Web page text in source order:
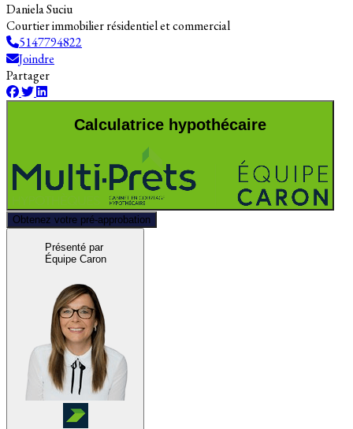
Daniela Suciu
Courtier immobilier résidentiel et commercial
5147794822
Joindre
Partager
Calculatrice hypothécaire
Obtenez votre pré-approbation
Présenté par
Équipe Caron